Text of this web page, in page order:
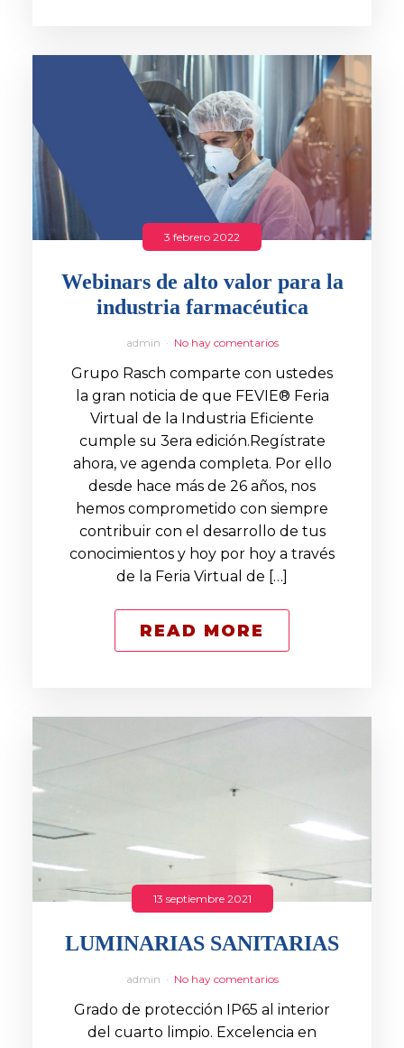
3 febrero 2022
Webinars de alto valor para la
industria farmacéutica
admin No hay comentarios
Grupo Rasch comparte con ustedes
la gran noticia de que FEVIE® Feria
Virtual de la Industria Eficiente
cumple su 3era edición.Regístrate
ahora, ve agenda completa. Por ello
desde hace más de 26 años, nos
hemos comprometido con siempre
contribuir con el desarrollo de tus
conocimientos y hoy por hoy a través
de la Feria Virtual de […]
READ MORE
13 septiembre 2021
LUMINARIAS SANITARIAS
admin No hay comentarios
Grado de protección IP65 al interior
del cuarto limpio. Excelencia en